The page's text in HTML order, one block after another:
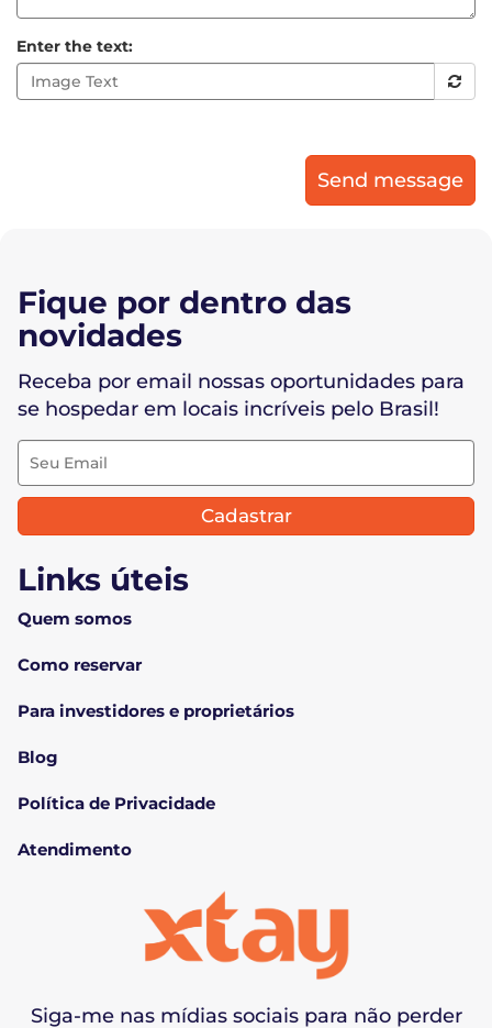
Enter the text:
Send message
Siga-me nas mídias sociais para não perder
Links úteis
Quem somos
Como reservar
Para investidores e proprietários
Blog
Política de Privacidade
Atendimento
Fique por dentro das
novidades
Receba por email nossas oportunidades para
se hospedar em locais incríveis pelo Brasil!
Cadastrar